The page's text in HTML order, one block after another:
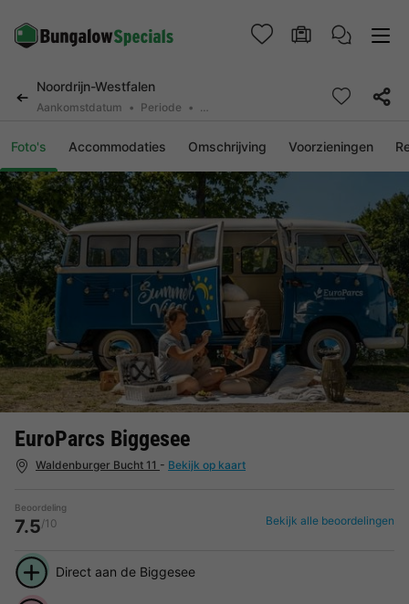
Noordrijn-Westfalen
Aankomstdatum Periode 2 personen, 0 huisdier
Foto's Accommodaties Omschrijving Voorzieningen
EuroParcs Biggesee
Waldenburger Bucht 11 - Bekijk op kaart
Beoordeling
7.5/10 Bekijk alle beoordelingen
Direct aan de Biggesee